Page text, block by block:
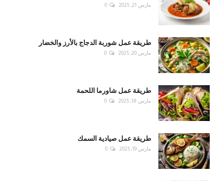
مارس 21, 2025 0
طريقة عمل شوربة الدجاج بالأرز والخضار
مارس 20, 2025 0
طريقة عمل شاورما اللحمة
مارس 18, 2025 0
طريقة عمل صيادية السمك
مارس 19, 2025 0